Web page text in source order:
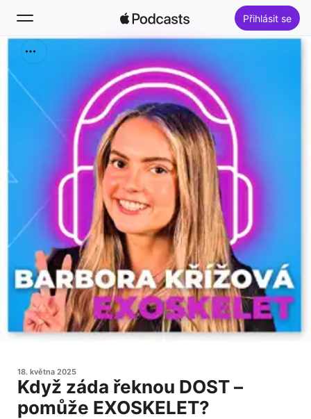
Přihlásit se
Pusťte si
Novinky
Žebříčky
18. května 2025
Když záda řeknou DOST –
pomůže EXOSKELET?